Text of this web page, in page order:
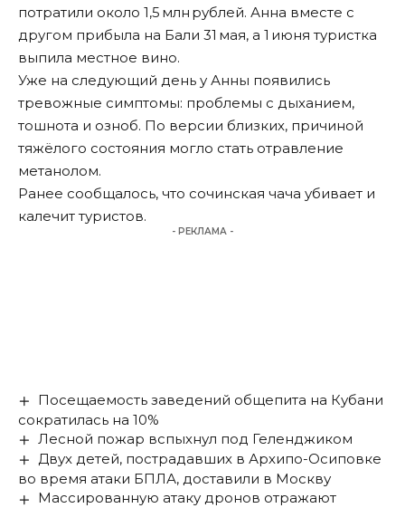
потратили около 1,5 млн рублей. Анна вместе с
другом прибыла на Бали 31 мая, а 1 июня туристка
выпила местное вино.
Уже на следующий день у Анны появились
тревожные симптомы: проблемы с дыханием,
тошнота и озноб. По версии близких, причиной
тяжёлого состояния могло стать отравление
метанолом.
Ранее сообщалось, что сочинская чача убивает и
калечит туристов.
- РЕКЛАМА -
Посещаемость заведений общепита на Кубани
сократилась на 10%
Лесной пожар вспыхнул под Геленджиком
Двух детей, пострадавших в Архипо-Осиповке
во время атаки БПЛА, доставили в Москву
Массированную атаку дронов отражают